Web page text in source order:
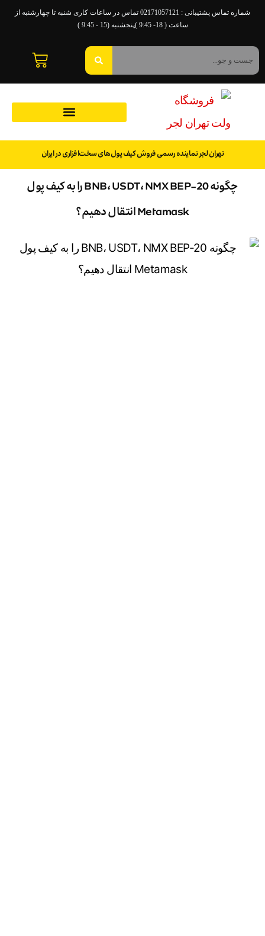
شماره تماس پشتیبانی : 02171057121 تماس در ساعات کاری شنبه تا چهارشنبه از
ساعت ( 18- 9:45 )پنجشنبه (15 - 9:45 )
تهران لجر نماینده رسمی فروش کیف پول‌های سخت‌افزاری در ایران
چگونه BNB، USDT، NMX BEP-20 را به کیف پول
Metamask انتقال دهیم؟